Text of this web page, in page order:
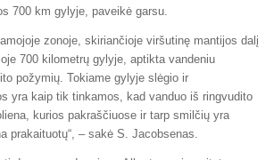
700 km gylyje, paveikė garsu.
zonoje, skiriančioje viršutinę mantijos dalį
700 kilometrų gylyje, aptikta vandeniu
požymių. Tokiame gylyje slėgio ir
yra kaip tik tinkamos, kad vanduo iš ringvudito
kurios pakraščiuose ir tarp smilčių yra
prakaituotų“, – sakė S. Jacobsenas.